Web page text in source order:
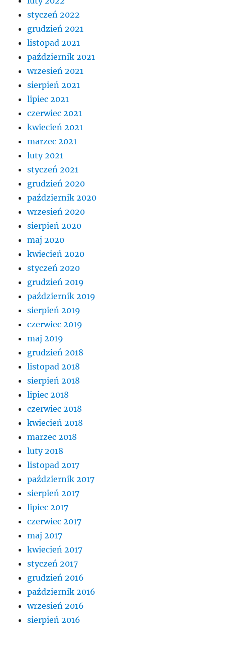
styczeń 2022
grudzień 2021
listopad 2021
październik 2021
wrzesień 2021
sierpień 2021
lipiec 2021
czerwiec 2021
kwiecień 2021
marzec 2021
luty 2021
styczeń 2021
grudzień 2020
październik 2020
wrzesień 2020
sierpień 2020
maj 2020
kwiecień 2020
styczeń 2020
grudzień 2019
październik 2019
sierpień 2019
czerwiec 2019
maj 2019
grudzień 2018
listopad 2018
sierpień 2018
lipiec 2018
czerwiec 2018
kwiecień 2018
marzec 2018
luty 2018
listopad 2017
październik 2017
sierpień 2017
lipiec 2017
czerwiec 2017
maj 2017
kwiecień 2017
styczeń 2017
grudzień 2016
październik 2016
wrzesień 2016
sierpień 2016